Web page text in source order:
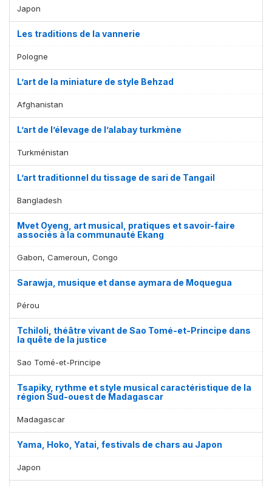
Japon
Les traditions de la vannerie
Pologne
L’art de la miniature de style Behzad
Afghanistan
L’art de l’élevage de l’alabay turkmène
Turkménistan
L’art traditionnel du tissage de sari de Tangail
Bangladesh
Mvet Oyeng, art musical, pratiques et savoir-faire
associés à la communauté Ekang
Gabon, Cameroun, Congo
Sarawja, musique et danse aymara de Moquegua
Pérou
Tchiloli, théâtre vivant de Sao Tomé-et-Principe dans
la quête de la justice
Sao Tomé-et-Principe
Tsapiky, rythme et style musical caractéristique de la
région Sud-ouest de Madagascar
Madagascar
Yama, Hoko, Yatai, festivals de chars au Japon
Japon